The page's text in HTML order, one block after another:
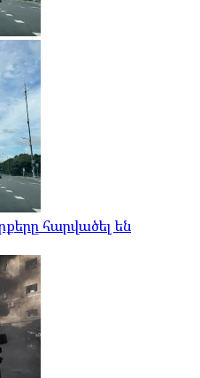
հարվածել են